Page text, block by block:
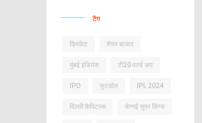
टैग
क्रिकेट शेयर बाजार
मुंबई इंडियंस टी20 वर्ल्ड कप
IPO फुटबॉल IPL 2024
दिल्ली कैपिटल्स चेन्नई सुपर किंग्स